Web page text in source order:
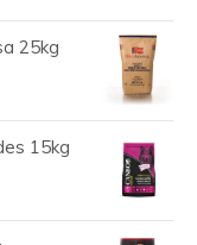
25kg
15kg